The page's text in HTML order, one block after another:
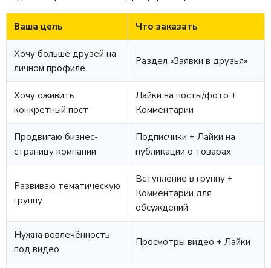
Ваша цель Что заказать
Хочу больше друзей на
личном профиле
Раздел «Заявки в друзья»
Хочу оживить
конкретный пост
Лайки на посты/фото +
Комментарии
Продвигаю бизнес-
страницу компании
Подписчики + Лайки на
публикации о товарах
Развиваю тематическую
группу
Вступление в группу +
Комментарии для
обсуждений
Нужна вовлечённость
под видео
Просмотры видео + Лайки